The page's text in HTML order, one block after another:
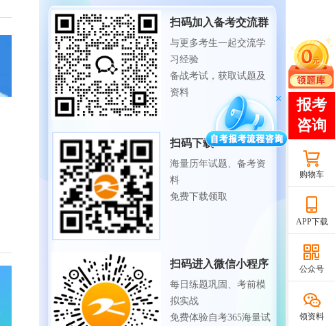
扫码加入备考交流群
与更多考生一起交流学
习经验
备战考试，获取试题及
资料
扫码下载APP
海量历年试题、备考资
料
免费下载领取
扫码进入微信小程序
每日练题巩固、考前模
拟实战
免费体验自考365海量试
购物车
APP下载
公众号
领资料